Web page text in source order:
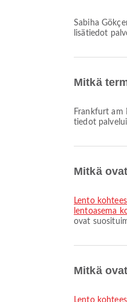
Sabiha Gökçenin kansainvälinen lentoasema tarjoaa Lastenhuone, Duty Free Shop, Parkkipaikat ja monia muita palveluja parantaakseen matkakokemustasi. Voit tarkistaa
lisätiedot
Mitkä
Frankfurt am Mainin lentoasema tarjoaa Klinikka ja apteekit, Pyörätuoli, Lastenhuone ja monia muita palveluja parantaaksesi matkakokemustasi. Voit tarkistaa yksityiskohtaiset
tiedot
Mitkä
lento
lentoasema
ovat
Mitkä
lento